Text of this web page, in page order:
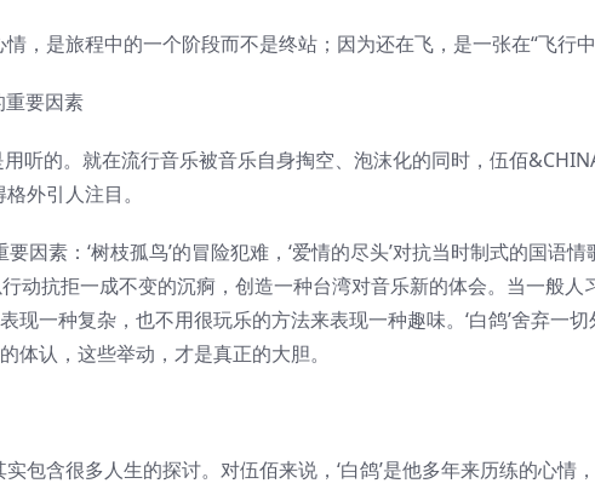
，是旅程中的一个阶段而不是终站；因为还在飞，是一张在“飞行中
重要因素
听的。就在流行音乐被音乐自身掏空、泡沫化的同时，伍佰
外引人注目。
因素：‘树枝孤鸟’的冒险犯难，‘爱情的尽头’对抗当时制式的国语
动抗拒一成不变的沉痾，创造一种台湾对音乐新的体会。当一般人
现一种复杂，也不用很玩乐的方法来表现一种趣味。‘白鸽’舍弃一
体认，这些举动，才是真正的大胆。
包含很多人生的探讨。对伍佰来说，‘白鸽’是他多年来历练的心情